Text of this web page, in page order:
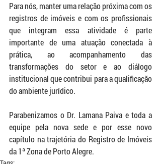
Para nós, manter uma relação próxima com os
registros de imóveis e com os profissionais
que integram essa atividade é parte
importante de uma atuação conectada à
prática, ao acompanhamento das
transformações do setor e ao diálogo
institucional que contribui para a qualificação
do ambiente jurídico.
Parabenizamos o Dr. Lamana Paiva e toda a
equipe pela nova sede e por esse novo
capítulo na trajetória do Registro de Imóveis
da 1ª Zona de Porto Alegre.